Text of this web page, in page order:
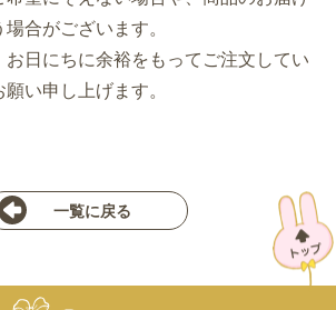
合がございます。
お日にちに余裕をもってご注文してい
い申し上げます。
一覧に戻る